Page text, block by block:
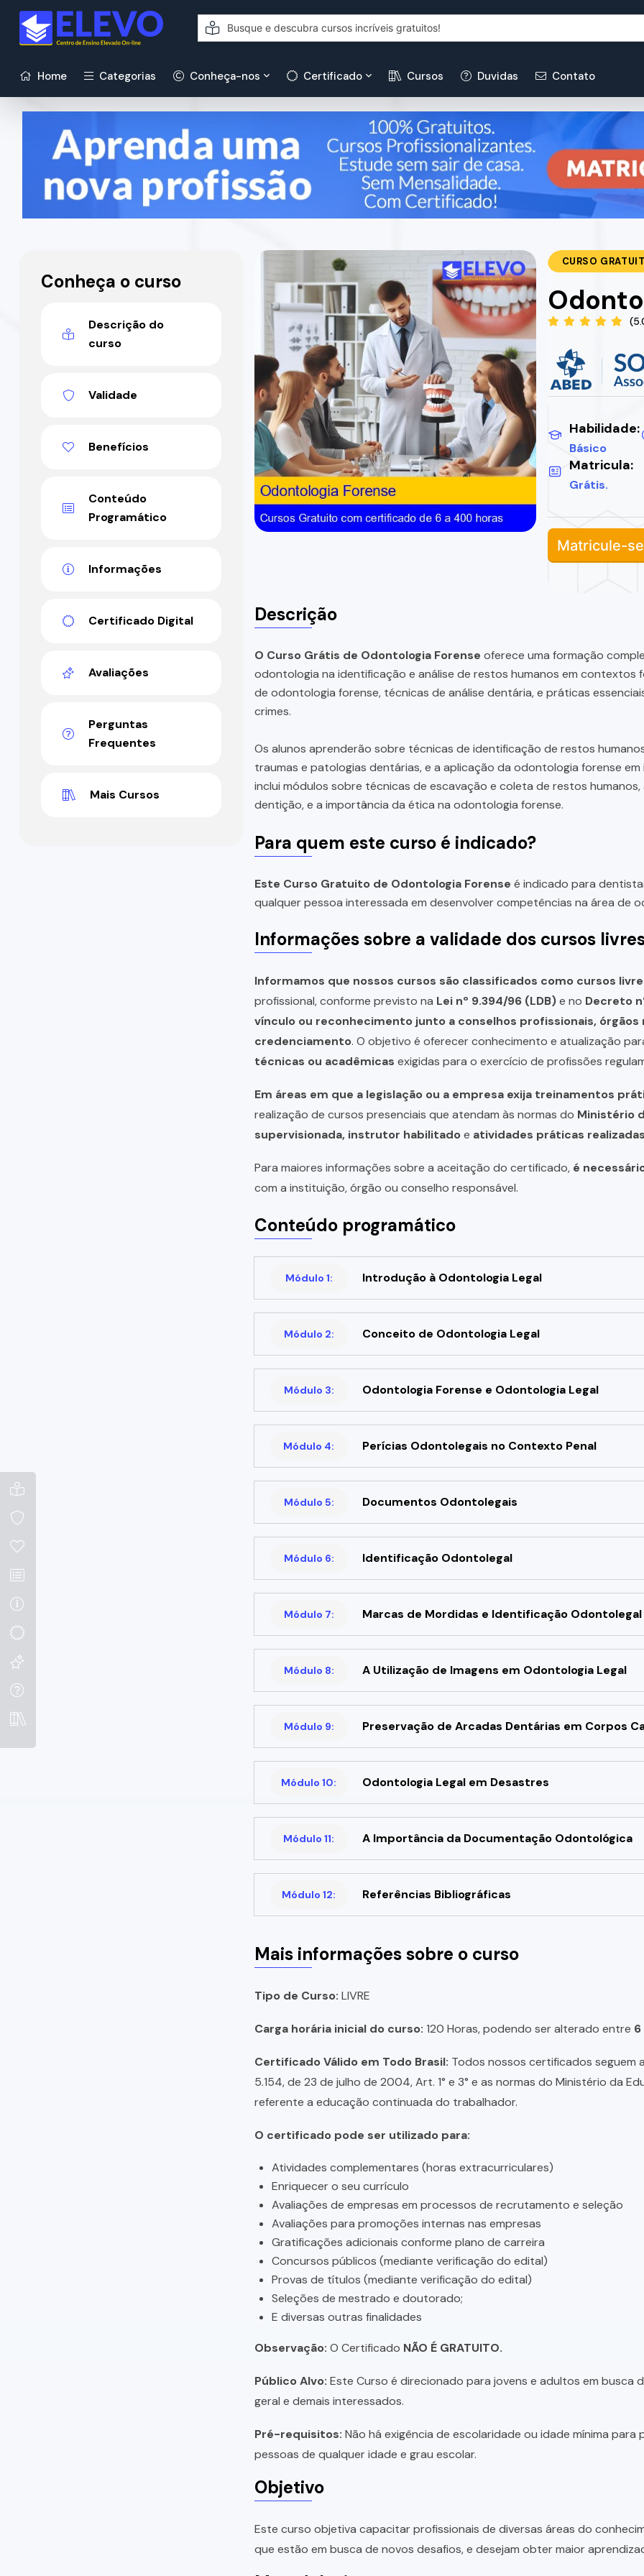
Home Categorias Conheça-nos Certificado Cursos Duvidas Contato
CURSO
Habilidade:
Básico
Matricula:
Grátis.
Matricule-se
Descrição
O Curso Grátis de Odontologia Forense oferece uma formação
odontologia na identificação e análise de restos humanos em
de odontologia forense, técnicas de análise dentária, e práticas
crimes.
Os alunos aprenderão sobre técnicas de identificação de restos
traumas e patologias dentárias, e a aplicação da odontologia forense
inclui módulos sobre técnicas de escavação e coleta de restos
dentição, e a importância da ética na odontologia forense.
Para quem este curso é indicado?
Este Curso Gratuito de Odontologia Forense é indicado para
qualquer pessoa interessada em desenvolver competências na área de
Informações sobre a validade dos cursos
Informamos que nossos cursos são classificados como cursos
profissional, conforme previsto na Lei nº 9.394/96 (LDB)e no Decreto
vínculo ou reconhecimento junto a conselhos profissionais,
credenciamento. O objetivo é oferecer conhecimento e atualização
técnicas ou acadêmicas exigidas para o exercício de profissões
Em áreas em que a legislação ou a empresa exija treinamentos
realização de cursos presenciais que atendam às normas do Ministério
supervisionada, instrutor habilitadoe atividades práticas
Para maiores informações sobre a aceitação do certificado, é
com a instituição, órgão ou conselho responsável.
Conteúdo programático
Módulo 1: Introdução à Odontologia Legal
Módulo 2: Conceito de Odontologia Legal
Módulo 3: Odontologia Forense e Odontologia Legal
Módulo 4: Perícias Odontolegais no Contexto Penal
Módulo 5: Documentos Odontolegais
Módulo 6: Identificação Odontolegal
Módulo 7: Marcas de Mordidas e Identificação Odontolegal
Módulo 8: A Utilização de Imagens em Odontologia Legal
Módulo 9: Preservação de Arcadas Dentárias em Corpos
Módulo 10: Odontologia Legal em Desastres
Módulo 11: A Importância da Documentação Odontológica
Módulo 12: Referências Bibliográficas
Mais informações sobre o curso
Tipo de Curso: LIVRE
Carga horária inicial do curso: 120 Horas, podendo ser alterado entre 6
Certificado Válido em Todo Brasil: Todos nossos certificados seguem
5.154, de 23 de julho de 2004, Art. 1° e 3° e as normas do Ministério da
referente a educação continuada do trabalhador.
O certificado pode ser utilizado para:
Atividades complementares (horas extracurriculares)
Enriquecer o seu currículo
Avaliações de empresas em processos de recrutamento e seleção
Avaliações para promoções internas nas empresas
Gratificações adicionais conforme plano de carreira
Concursos públicos (mediante verificação do edital)
Provas de títulos (mediante verificação do edital)
Seleções de mestrado e doutorado;
E diversas outras finalidades
Observação: O Certificado NÃO É GRATUITO.
Público Alvo: Este Curso é direcionado para jovens e adultos em busca
geral e demais interessados.
Pré-requisitos: Não há exigência de escolaridade ou idade mínima
pessoas de qualquer idade e grau escolar.
Objetivo
Este curso objetiva capacitar profissionais de diversas áreas do
que estão em busca de novos desafios, e desejam obter maior
Conheça o curso
Descrição do
curso
Validade
Benefícios
Conteúdo
Programático
Informações
Certificado Digital
Avaliações
Perguntas
Frequentes
Mais Cursos